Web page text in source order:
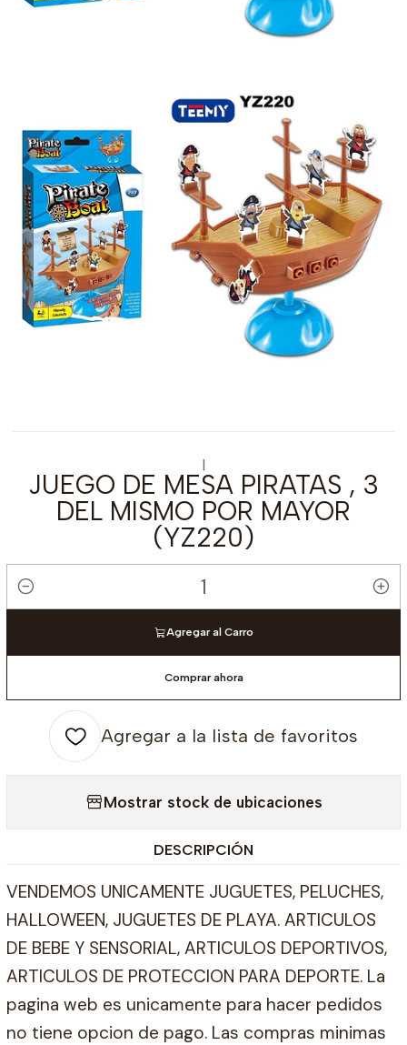
|
JUEGO DE MESA PIRATAS , 3
DEL MISMO POR MAYOR
(YZ220)
Cantidad
Agregar al Carro
Comprar ahora
Agregar a la lista de favoritos
Mostrar stock de ubicaciones
DESCRIPCIÓN
VENDEMOS UNICAMENTE JUGUETES, PELUCHES,
HALLOWEEN, JUGUETES DE PLAYA. ARTICULOS
DE BEBE Y SENSORIAL, ARTICULOS DEPORTIVOS,
ARTICULOS DE PROTECCION PARA DEPORTE. La
pagina web es unicamente para hacer pedidos
no tiene opcion de pago. Las compras minimas